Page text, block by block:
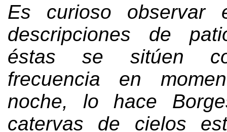
Es curioso observar
descripciones de
éstas se sitúen
frecuencia en
noche, lo hace
catervas de cielos